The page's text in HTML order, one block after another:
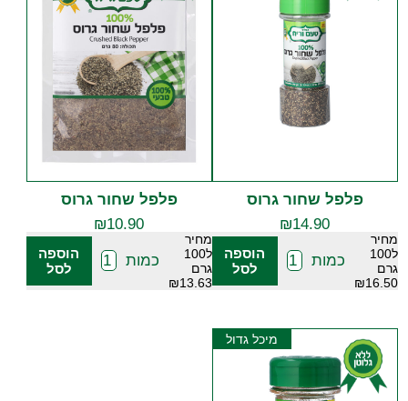
פלפל שחור גרוס
₪14.90
מחיר
ל100
גרם
₪16.50
כמות
הוספה
לסל
פלפל שחור גרוס
₪10.90
מחיר
ל100
גרם
₪13.63
כמות
הוספה
לסל
מיכל גדול